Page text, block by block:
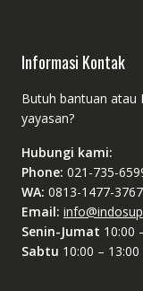
Informasi Kontak
Butuh bantuan atau
yayasan?
Hubungi kami:
Phone: 021-735-
WA: 0813-1477-3767
Email:
Senin-Jumat 10:00
Sabtu 10:00 – 13:00